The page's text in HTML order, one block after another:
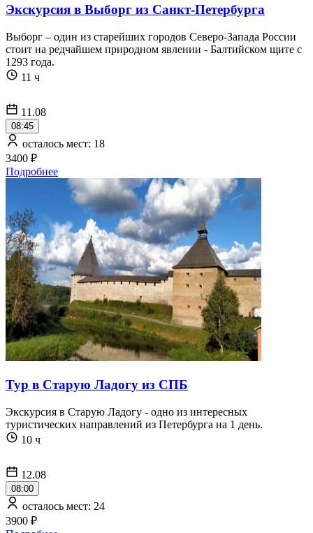
Экскурсия в Выборг из Санкт-Петербурга
Выборг – один из старейших городов Северо-Запада России
стоит на редчайшем природном явлении - Балтийском щите с
1293 года.
11 ч
11.08
08:45
осталось мест: 18
3400 ₽
Подробнее
Тур в Старую Ладогу из СПБ
Экскурсия в Старую Ладогу - одно из интересных
туристических направлений из Петербурга на 1 день.
10 ч
12.08
08:00
осталось мест: 24
3900 ₽